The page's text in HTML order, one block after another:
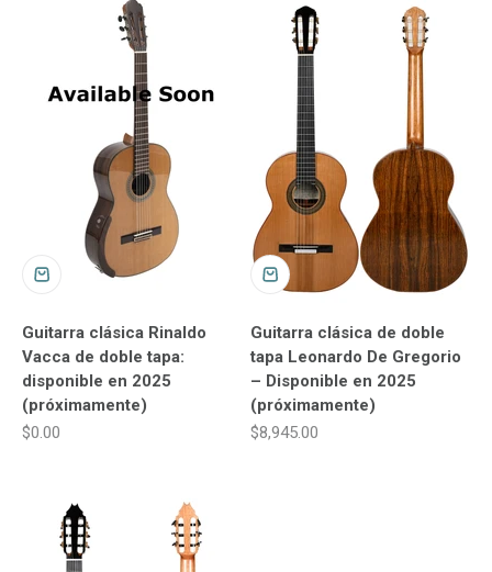
Guitarra clásica Rinaldo
Vacca de doble tapa:
disponible en 2025
(próximamente)
Precio de oferta
$0.00
Guitarra clásica de doble
tapa Leonardo De Gregorio
– Disponible en 2025
(próximamente)
Precio de oferta
$8,945.00